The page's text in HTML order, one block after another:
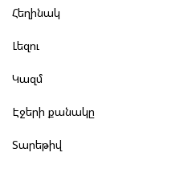
Հեղինակ
Լեզու
Կազմ
Էջերի քանակը
Տարեթիվ